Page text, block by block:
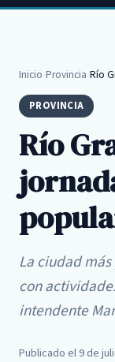
Inicio Provincia Río
PROVINCIA
Río
La ciudad
con
intendente
Publicado el 9 de